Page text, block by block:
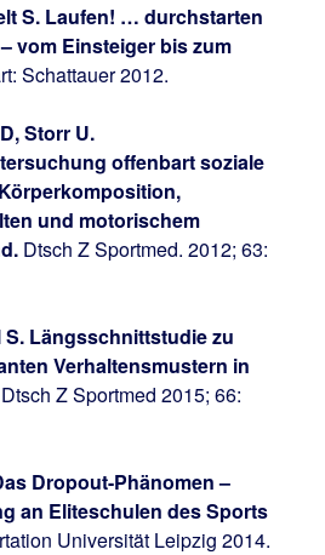
S. Laufen! … durchstarten
vom Einsteiger bis zum
Schattauer 2012.
Storr U.
offenbart soziale
und motorischem
Dtsch Z Sportmed. 2012; 63:
Längsschnittstudie zu
Verhaltensmustern in
Z Sportmed 2015; 66:
Dropout-Phänomen –
an Eliteschulen des Sports
Universität Leipzig 2014.